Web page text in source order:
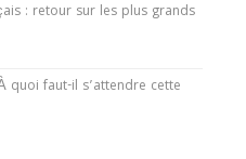
: retour sur les plus grands
quoi faut-il s’attendre cette